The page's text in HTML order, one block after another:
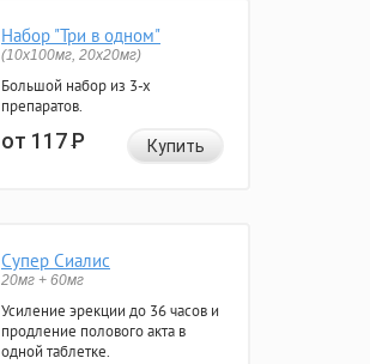
Набор "Три в одном"
(10x100мг, 20x20мг)
Большой набор из 3-х
препаратов.
от 117Р Купить
Супер Сиалис
20мг + 60мг
Усиление эрекции до 36 часов и
продление полового акта в
одной таблетке.